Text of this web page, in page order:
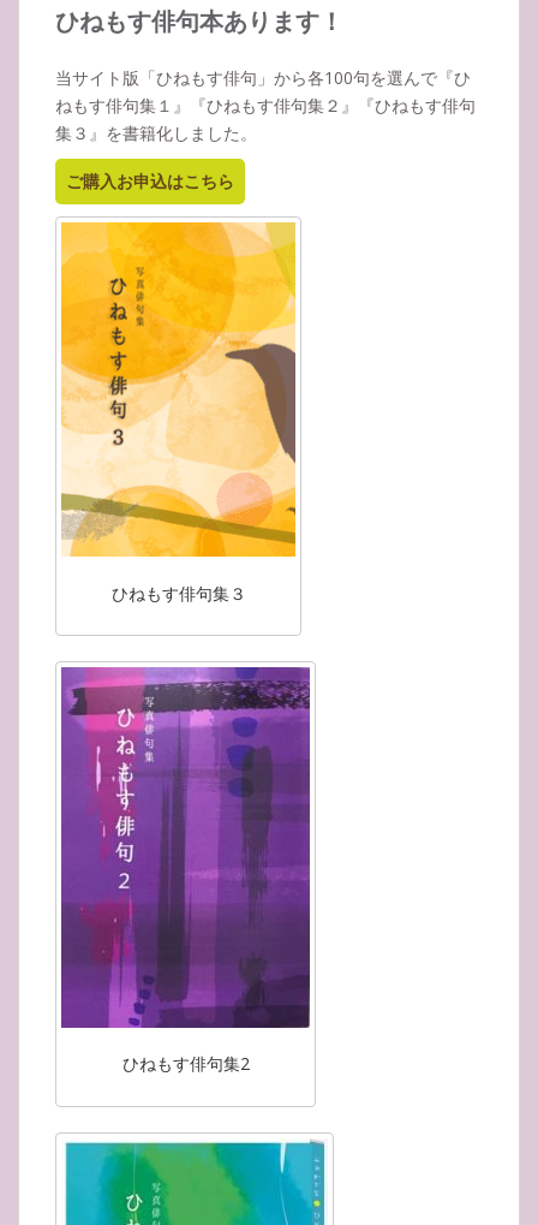
イ
ひねもす俳句本あります！
当サイト版「ひねもす俳句」から各100句を選んで『ひ
ねもす俳句集１』『ひねもす俳句集２』『ひねもす俳句
集３』を書籍化しました。
ご購入お申込はこちら
ひねもす俳句集３
ひねもす俳句集2